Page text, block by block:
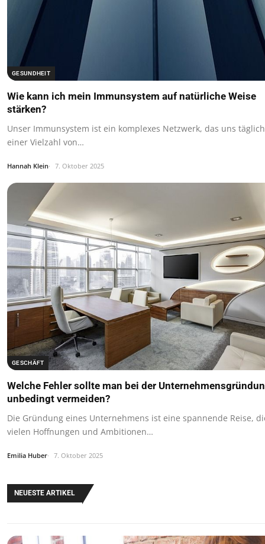
GESUNDHEIT
Wie kann ich mein Immunsystem auf natürliche Weise
stärken?
Unser Immunsystem ist ein komplexes Netzwerk, das uns
einer Vielzahl von…
Hannah Klein 7. Oktober 2025
GESCHÄFT
Welche Fehler sollte man bei der
unbedingt vermeiden?
Die Gründung eines Unternehmens ist eine spannende Reise,
vielen Hoffnungen und Ambitionen…
Emilia Huber 7. Oktober 2025
NEUESTE ARTIKEL